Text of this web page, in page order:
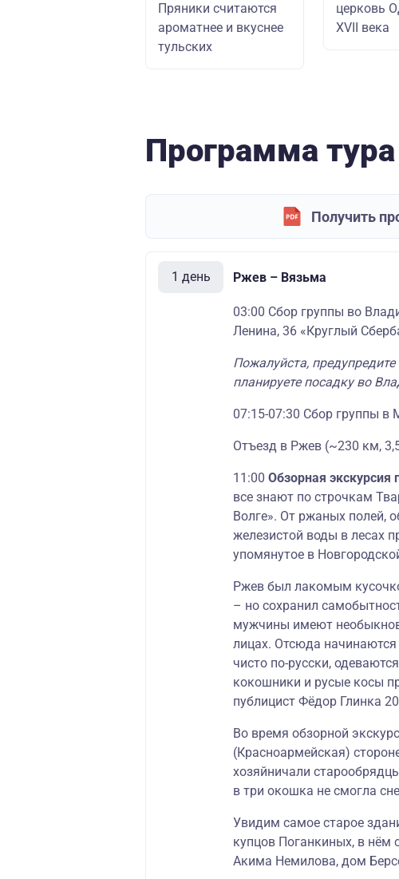
Пряники считаются
ароматнее и вкуснее
тульских
церковь
XVII века
Программа тура
Получить
1 день Ржев – Вязьма
03:00 Сбор группы во
Ленина, 36 «Круглый
Пожалуйста,
планируете посадку во
07:15-07:30 Сбор группы в
Отъезд в Ржев (~230 км,
11:00 Обзорная экскурсия
все знают по строчкам
Волге». От ржаных полей,
железистой воды в лесах
упомянутое в
Ржев был лакомым
– но сохранил
мужчины имеют
лицах. Отсюда
чисто по-русски,
кокошники и русые косы
публицист Фёдор Глинка
Во время обзорной
(Красноармейская)
хозяйничали
в три окошка не смогла
Увидим самое старое
купцов Поганкиных, в нём
Акима Немилова, дом